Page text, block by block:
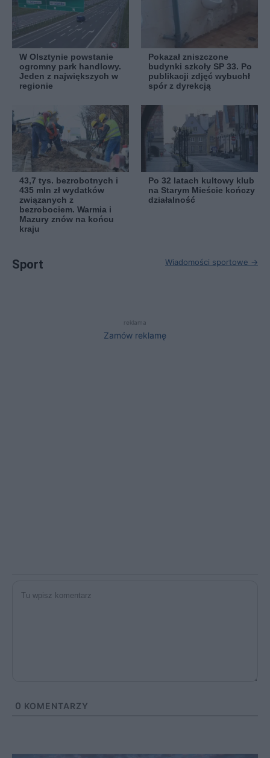
W Olsztynie powstanie
ogromny park handlowy.
Jeden z największych w
regionie
Pokazał zniszczone
budynki szkoły SP 33. Po
publikacji zdjęć wybuchł
spór z dyrekcją
43,7 tys. bezrobotnych i
435 mln zł wydatków
związanych z
bezrobociem. Warmia i
Mazury znów na końcu
kraju
Po 32 latach kultowy klub
na Starym Mieście kończy
działalność
Sport Wiadomości sportowe →
reklama
Zamów reklamę
0 KOMENTARZY